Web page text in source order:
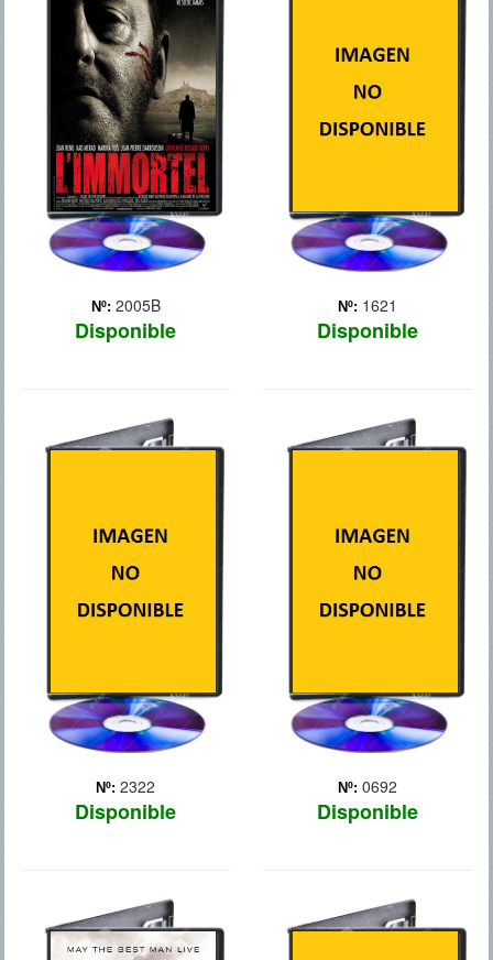
Nº: 2005B
Disponible
Antiguo miembro de la
mafia retirado que lleva 3
años viviendo una placida
vida dedicado a su mujer y
a sus hijos. Una mañana,
unos hombres le atacan y
es dado por muerto
después de recibir ... Más
Nº: 1621
Disponible
Bobby Trench (Denzel
Washington), y un oficial de
Michael Stigman (Mark
Wahlberg), consiguen
dólares a la mafia. El
Nº: 2322
Disponible
Guerras médicas (500-479
Temistocles lucha por
conseguir la unidad de las
polis griegas. Él dirige las
tropas griegas que se
Nº: 0692
Disponible
Las andanzas de un grupo
de élite de combate Navy
consiste en rescatar a un
agente secreto de la CIA.
ASESINOS DE